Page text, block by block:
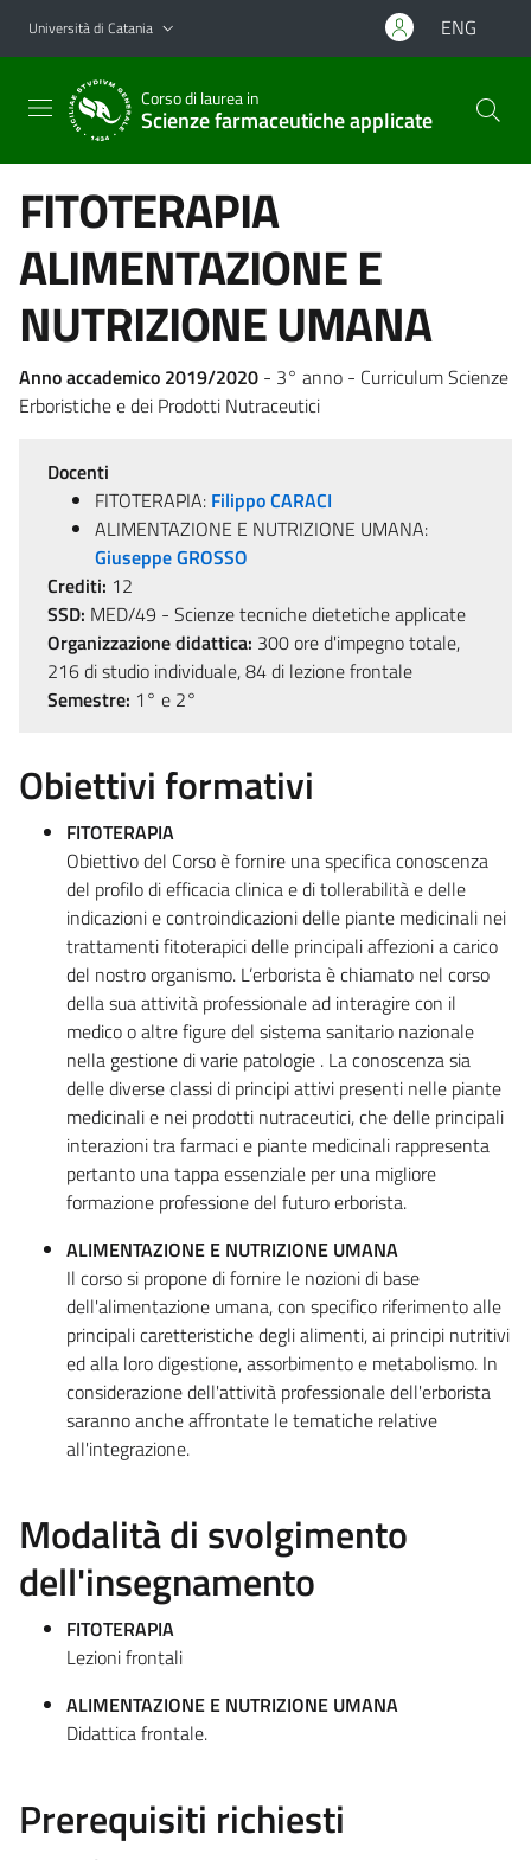
Vai al contenuto principale
Vai al menu di navigazione
Università di Catania ENG
Corso di laurea in
Scienze farmaceutiche applicate
FITOTERAPIA
ALIMENTAZIONE E
NUTRIZIONE UMANA
Anno accademico 2019/2020 - 3° anno - Curriculum Scienze
Erboristiche e dei Prodotti Nutraceutici
Docenti
FITOTERAPIA: Filippo CARACI
ALIMENTAZIONE E NUTRIZIONE UMANA:
Giuseppe GROSSO
Crediti: 12
SSD: MED/49 - Scienze tecniche dietetiche applicate
Organizzazione didattica: 300 ore d'impegno totale,
216 di studio individuale, 84 di lezione frontale
Semestre: 1° e 2°
Obiettivi formativi
FITOTERAPIA
Obiettivo del Corso è fornire una specifica conoscenza
del profilo di efficacia clinica e di tollerabilità e delle
indicazioni e controindicazioni delle piante medicinali nei
trattamenti fitoterapici delle principali affezioni a carico
del nostro organismo. L’erborista è chiamato nel corso
della sua attività professionale ad interagire con il
medico o altre figure del sistema sanitario nazionale
nella gestione di varie patologie . La conoscenza sia
delle diverse classi di principi attivi presenti nelle piante
medicinali e nei prodotti nutraceutici, che delle principali
interazioni tra farmaci e piante medicinali rappresenta
pertanto una tappa essenziale per una migliore
formazione professione del futuro erborista.
ALIMENTAZIONE E NUTRIZIONE UMANA
Il corso si propone di fornire le nozioni di base
dell'alimentazione umana, con specifico riferimento alle
principali caretteristiche degli alimenti, ai principi nutritivi
ed alla loro digestione, assorbimento e metabolismo. In
considerazione dell'attività professionale dell'erborista
saranno anche affrontate le tematiche relative
all'integrazione.
Modalità di svolgimento
dell'insegnamento
FITOTERAPIA
Lezioni frontali
ALIMENTAZIONE E NUTRIZIONE UMANA
Didattica frontale.
Prerequisiti richiesti